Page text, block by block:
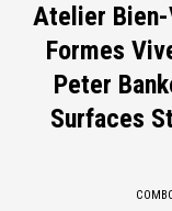
Atelier Bien-
Formes
Peter
Surfaces